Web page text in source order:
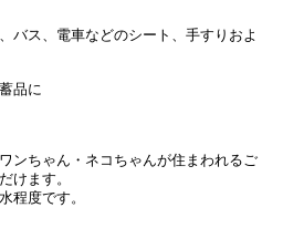
バス、電車などのシート、手すりおよ
品に
ンちゃん・ネコちゃんが住まわれるご
けます。
程度です。